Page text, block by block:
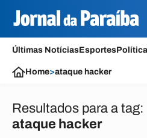
Últimas NotíciasEsportesPolítica
Home>ataque hacker
Resultados para a tag:
ataque hacker